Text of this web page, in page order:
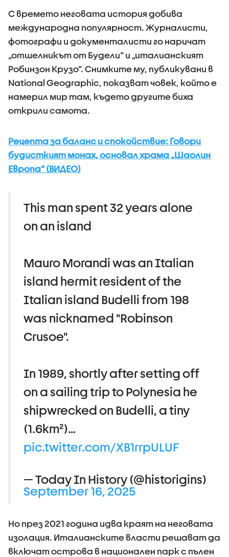
С времето неговата история добива
международна популярност. Журналисти,
фотографи и документалисти го наричат
„отшелникът от Будели“ и „италианският
Робинзон Крузо“. Снимките му, публикувани в
National Geographic, показват човек, който е
намерил мир там, където другите биха
открили самота.
Рецепта за баланс и спокойствие: Говори
будисткият монах, основал храма „Шаолин
Европа” (ВИДЕО)
This man spent 32 years alone
on an island
Mauro Morandi was an Italian
island hermit resident of the
Italian island Budelli from 198
was nicknamed "Robinson
Crusoe".
In 1989, shortly after setting off
on a sailing trip to Polynesia he
shipwrecked on Budelli, a tiny
(1.6km²)…
pic.twitter.com/XB1rrpULUF
— Today In History (@historigins)
September 16, 2025
Но през 2021 година идва краят на неговата
изолация. Италианските власти решават да
включат острова в национален парк с пълен